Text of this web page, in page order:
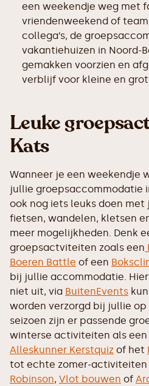
een weekendje weg met
vriendenweekend of
collega’s, de
vakantiehuizen in Noord-
gemakken voorzien en
verblijf voor kleine en
Leuke
Kats
Wanneer je een weekendje
jullie groepsaccommodatie
ook nog iets leuks doen met
fietsen, wandelen, kletsen
meer mogelijkheden. Denk
groepsactviteiten zoals een
Boeren Battle of een
bij jullie accommodatie.
niet uit, via BuitenEvents
worden verzorgd bij jullie
seizoen zijn er passende
winterse activiteiten als een
Alleskunner Kerstquiz of het
tot echte zomer-activiteiten
Robinson, Vlot bouwen of